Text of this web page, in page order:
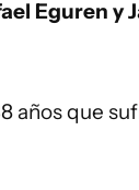
Eguren y
años que